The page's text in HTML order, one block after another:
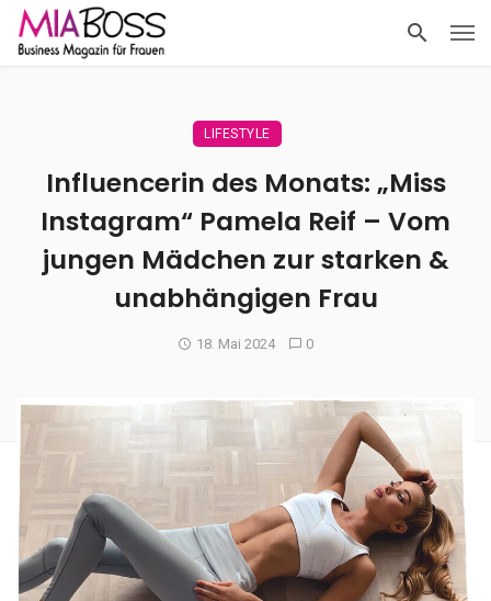
LIFESTYLE
Influencerin des Monats: „Miss
Instagram“ Pamela Reif – Vom
jungen Mädchen zur starken &
unabhängigen Frau
18. Mai 2024 0